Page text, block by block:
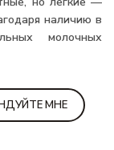
наличию в
молочных
МНЕ